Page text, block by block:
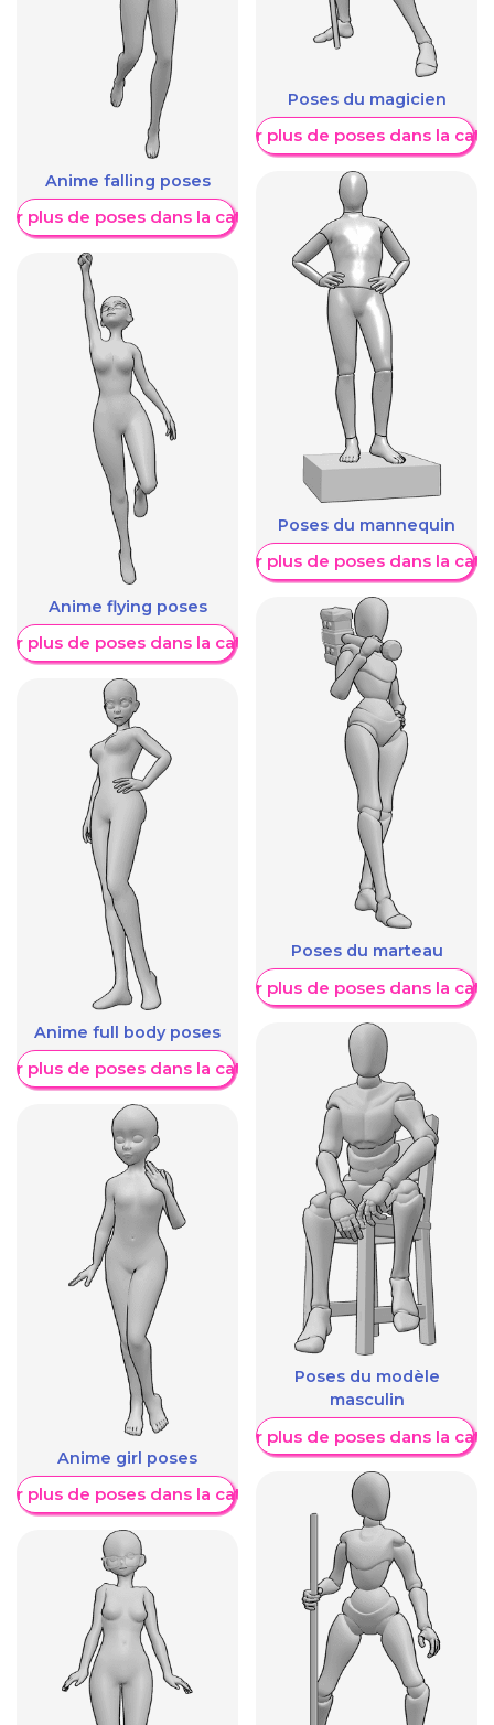
Anime falling poses
plus de poses dans la catégorie
Anime flying poses
plus de poses dans la catégorie
Anime full body poses
plus de poses dans la catégorie
Anime girl poses
plus de poses dans la catégorie
Poses du magicien
Afficher plus de poses dans la
Poses du mannequin
Afficher plus de poses dans la
Poses du marteau
Afficher plus de poses dans la
Poses du modèle
masculin
Afficher plus de poses dans la